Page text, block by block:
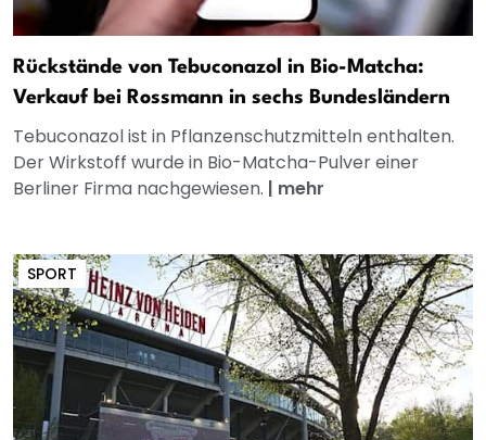
Rückstände von Tebuconazol in Bio-Matcha:
Verkauf bei Rossmann in sechs Bundesländern
Tebuconazol ist in Pflanzenschutzmitteln enthalten.
Der Wirkstoff wurde in Bio-Matcha-Pulver einer
Berliner Firma nachgewiesen. | mehr
SPORT